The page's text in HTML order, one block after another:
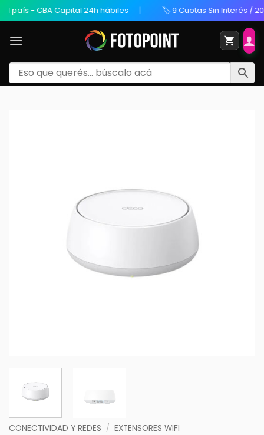
- CBA Capital 24h hábiles 🏷️ 9 Cuotas Sin Interés / 20%
CONECTIVIDAD Y REDES / EXTENSORES WIFI